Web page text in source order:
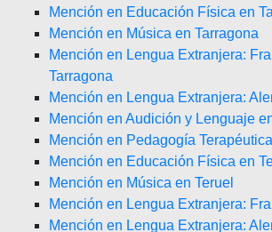
Mención en Educación Física en
Mención en Música en Tarragona
Mención en Lengua Extranjera:
Tarragona
Mención en Lengua Extranjera:
Mención en Audición y Lenguaje
Mención en Pedagogía
Mención en Educación Física en
Mención en Música en Teruel
Mención en Lengua Extranjera:
Mención en Lengua Extranjera: